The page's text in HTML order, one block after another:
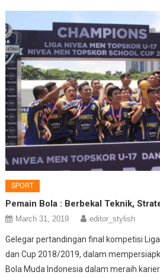
SPORT
Pemain Bola : Berbekal Teknik,
March 31, 2019 editor_stylish
Gelegar pertandingan final kompetisi
dan Cup 2018/2019, dalam
Bola Muda Indonesia dalam meraih